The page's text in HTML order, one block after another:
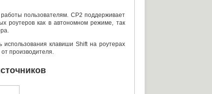
пользователям. CP2 поддерживает
роутеров как в автономном режиме
так
использования клавиши Shift на роутерах
производителя.